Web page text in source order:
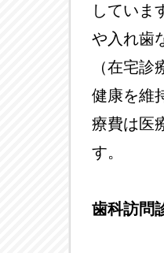
していま
や入れ歯
（在宅
健康を維
療費は医
す。
歯科訪問